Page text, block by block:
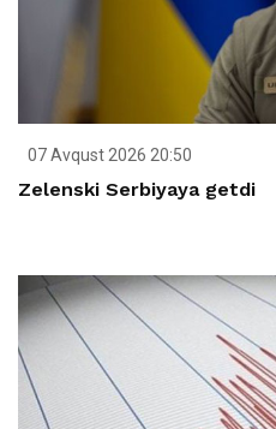
07 Avqust 2026 20:50
Zelenski Serbiyaya getdi